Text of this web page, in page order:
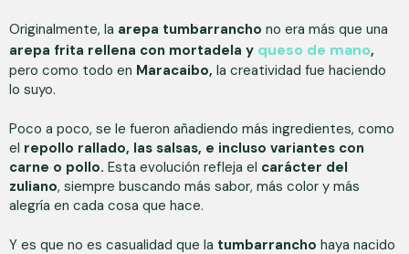
Originalmente, la arepa tumbarrancho no era más que una
arepa frita rellena con mortadela y queso de mano,
pero como todo en Maracaibo, la creatividad fue haciendo
lo suyo.
Poco a poco, se le fueron añadiendo más ingredientes, como
el repollo rallado, las salsas, e incluso variantes con
carne o pollo. Esta evolución refleja el carácter del
zuliano, siempre buscando más sabor, más color y más
alegría en cada cosa que hace.
Y es que no es casualidad que la tumbarrancho haya nacido